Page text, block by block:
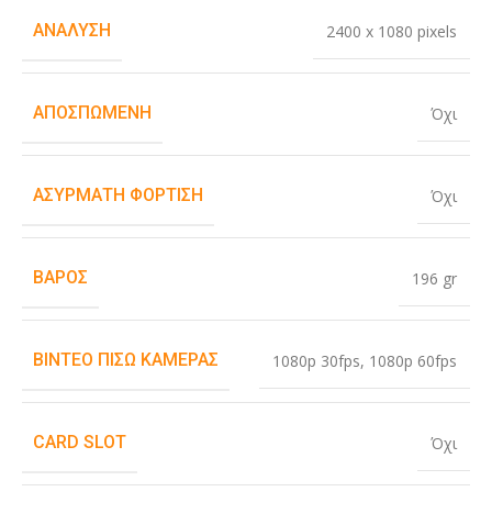
ΑΝΆΛΥΣΗ 2400 x 1080 pixels
ΑΠΟΣΠΏΜΕΝΗ Όχι
ΑΣΎΡΜΑΤΗ ΦΌΡΤΙΣΗ Όχι
ΒΆΡΟΣ 196 gr
ΒΊΝΤΕΟ ΠΊΣΩ ΚΆΜΕΡΑΣ 1080p 30fps, 1080p 60fps
CARD SLOT Όχι